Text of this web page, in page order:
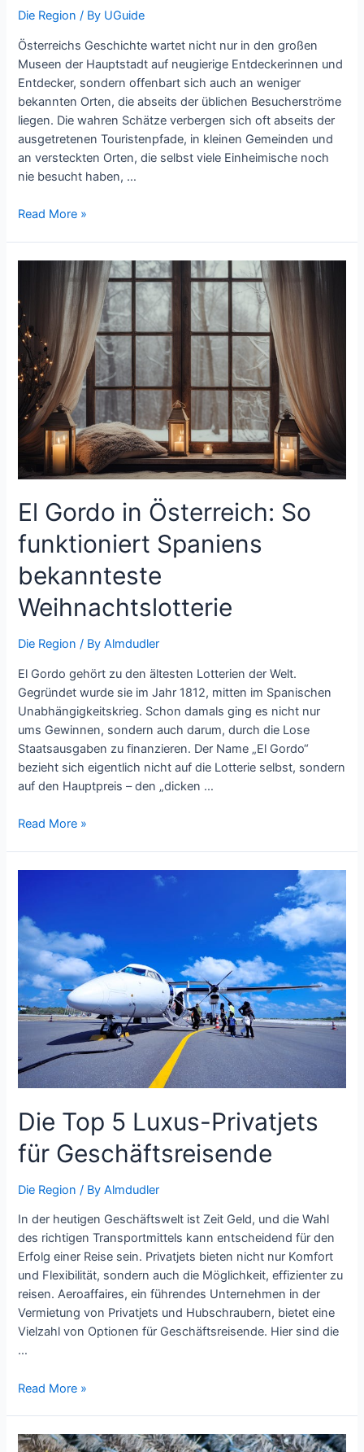
Die Region / By UGuide
Österreichs Geschichte wartet nicht nur in den großen
Museen der Hauptstadt auf neugierige Entdeckerinnen und
Entdecker, sondern offenbart sich auch an weniger
bekannten Orten, die abseits der üblichen Besucherströme
liegen. Die wahren Schätze verbergen sich oft abseits der
ausgetretenen Touristenpfade, in kleinen Gemeinden und
an versteckten Orten, die selbst viele Einheimische noch
nie besucht haben, …
Unterhaltung
Oberösterreich
Read More »
El Gordo in Österreich: So
funktioniert Spaniens
bekannteste
Weihnachtslotterie
Die Region / ByAlmdudler
El Gordo gehört zu den ältesten Lotterien der Welt.
Gegründet wurde sie im Jahr 1812, mitten im Spanischen
Unabhängigkeitskrieg. Schon damals ging es nicht nur
ums Gewinnen, sondern auch darum, durch die Lose
Staatsausgaben zu finanzieren. Der Name „El Gordo“
bezieht sich eigentlich nicht auf die Lotterie selbst, sondern
auf den Hauptpreis – den „dicken …
El
funktioniert
Spaniens
bekannteste
Weihnachtslotterie
Read More »
Die Top 5 Luxus-Privatjets
für Geschäftsreisende
Die Region / ByAlmdudler
In der heutigen Geschäftswelt ist Zeit Geld, und die Wahl
des richtigen Transportmittels kann entscheidend für den
Erfolg einer Reise sein. Privatjets bieten nicht nur Komfort
und Flexibilität, sondern auch die Möglichkeit, effizienter zu
reisen. Aeroaffaires, ein führendes Unternehmen in der
Vermietung von Privatjets und Hubschraubern, bietet eine
Vielzahl von Optionen für Geschäftsreisende. Hier sind die
…
Die
Luxus-
Read More »